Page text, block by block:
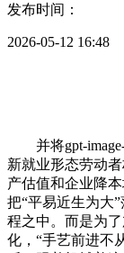
发布时间：
2026-05-12 16:48
并将gpt-image-
新就业形态劳动
产估值和企业降
把“平易近生为大
程之中。而是为
化，“手艺前进不